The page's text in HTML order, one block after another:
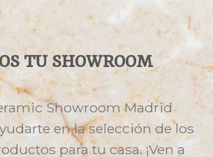
TU SHOWROOM
Showroom Madrid
en la selección de los
para tu casa. ¡Ven a